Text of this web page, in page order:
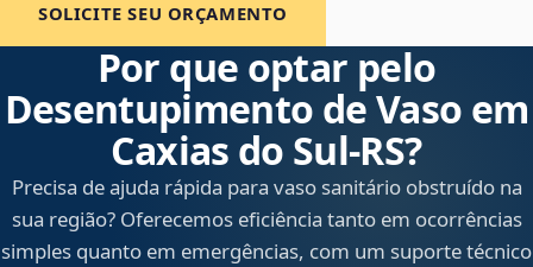
SOLICITE SEU ORÇAMENTO
Por que optar pelo
Desentupimento de Vaso em
Caxias do Sul‑RS?
Precisa de ajuda rápida para vaso sanitário obstruído na
sua região? Oferecemos eficiência tanto em ocorrências
simples quanto em emergências, com um suporte técnico